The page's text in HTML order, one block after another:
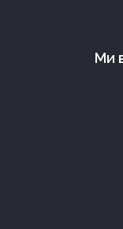
Ми